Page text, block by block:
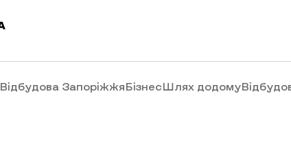
Відбудова ЗапоріжжяБізнесШлях додому